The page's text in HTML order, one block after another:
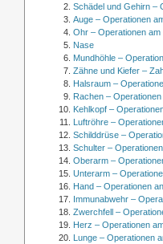
Schädel und Gehirn –
Auge – Operationen
Ohr – Operationen am
Nase
Mundhöhle –
Zähne und Kiefer –
Halsraum –
Rachen –
Kehlkopf –
Luftröhre –
Schilddrüse –
Schulter –
Oberarm –
Unterarm –
Hand – Operationen
Immunabwehr –
Zwerchfell –
Herz – Operationen
Lunge – Operationen